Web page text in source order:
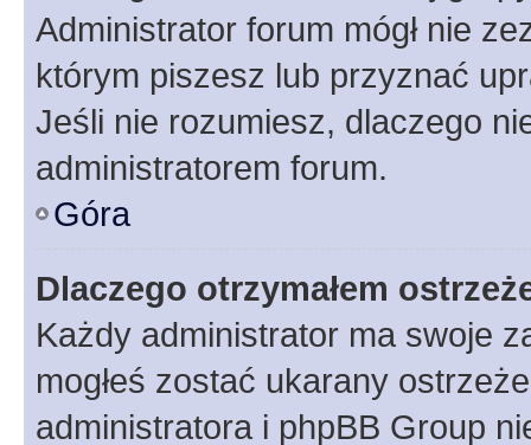
Administrator forum mógł nie
którym piszesz lub przyznać
Jeśli nie rozumiesz, dlaczego
administratorem forum.
Góra
Dlaczego otrzymałem
Każdy administrator ma swoje
mogłeś zostać ukarany
administratora i phpBB Group